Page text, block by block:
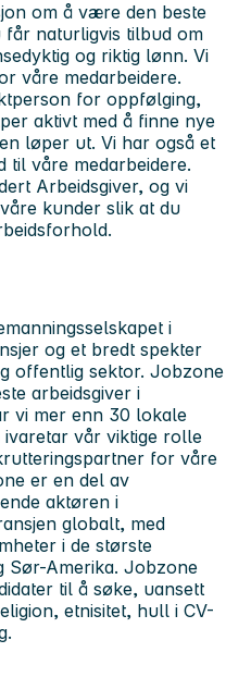
om å være den beste
får naturligvis tilbud om
og riktig lønn. Vi
våre medarbeidere.
for oppfølging,
aktivt med å finne nye
løper ut. Vi har også et
til våre medarbeidere.
Arbeidsgiver, og vi
kunder slik at du
i
og et bredt spekter
offentlig sektor. Jobzone
arbeidsgiver i
vi mer enn 30 lokale
vår viktige rolle
for våre
er en del av
aktøren i
globalt, med
i de største
Sør-Amerika. Jobzone
til å søke, uansett
etnisitet, hull i CV-